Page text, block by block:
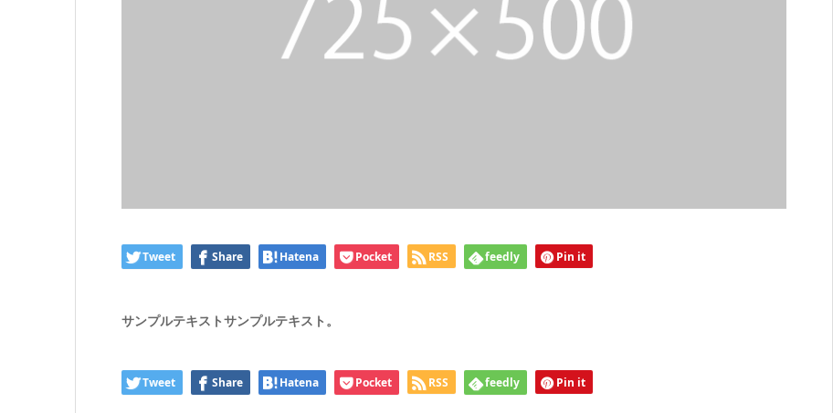
Tweet Share Hatena Pocket RSS feedly Pin it
サンプルテキストサンプルテキスト。
Tweet Share Hatena Pocket RSS feedly Pin it